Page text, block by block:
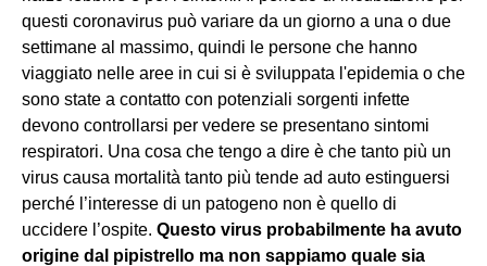
questi coronavirus può variare da un giorno a una o due
settimane al massimo, quindi le persone che hanno
viaggiato nelle aree in cui si è sviluppata l'epidemia o che
sono state a contatto con potenziali sorgenti infette
devono controllarsi per vedere se presentano sintomi
respiratori. Una cosa che tengo a dire è che tanto più un
virus causa mortalità tanto più tende ad auto estinguersi
perché l’interesse di un patogeno non è quello di
uccidere l’ospite. Questo virus probabilmente ha avuto
origine dal pipistrello ma non sappiamo quale sia